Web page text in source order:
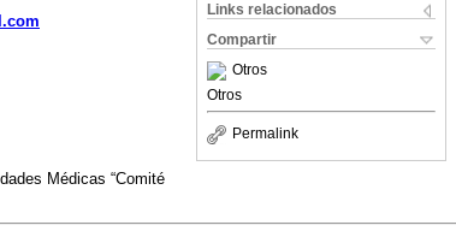
Links relacionados
Compartir
Otros
Otros
Permalink
Médicas “Comité